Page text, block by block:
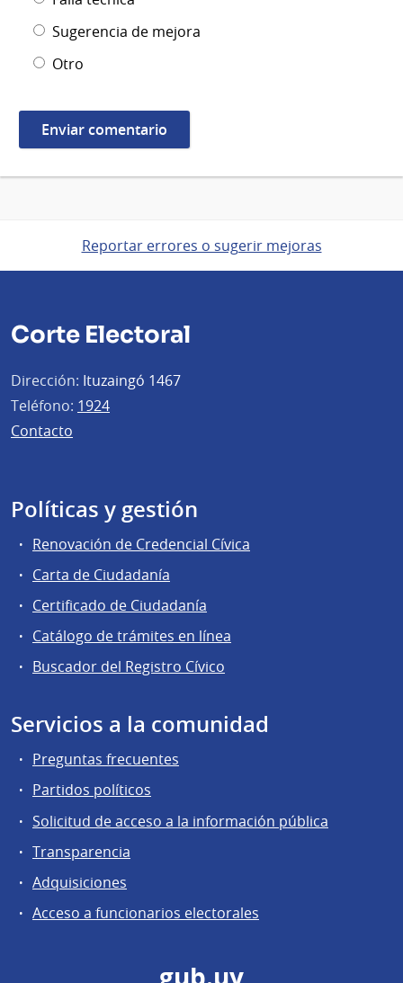
Sugerencia de mejora
Otro
Reportar errores o sugerir mejoras
Corte Electoral
Dirección: Ituzaingó 1467
Teléfono: 1924
Contacto
Políticas y gestión
Renovación de Credencial Cívica
Carta de Ciudadanía
Certificado de Ciudadanía
Catálogo de trámites en línea
Buscador del Registro Cívico
Servicios a la comunidad
Preguntas frecuentes
Partidos políticos
Solicitud de acceso a la información pública
Transparencia
Adquisiciones
Acceso a funcionarios electorales